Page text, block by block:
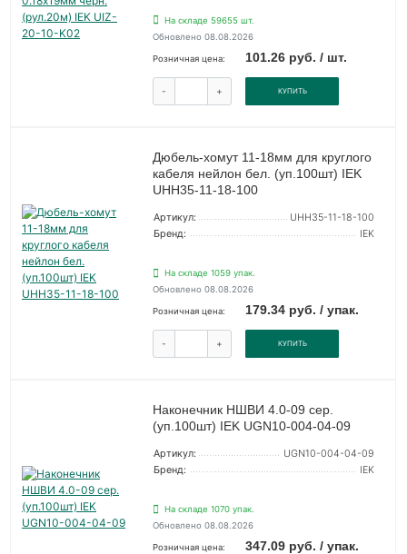
На складе 59655 шт.
Обновлено 08.08.2026
Розничная цена: 101.26 руб. / шт.
- + КУПИТЬ
Дюбель-хомут 11-18мм для круглого
кабеля нейлон бел. (уп.100шт) IEK
UHH35-11-18-100
Артикул:
UHH35-11-18-100
Бренд:
IEK
На складе 1059 упак.
Обновлено 08.08.2026
Розничная цена: 179.34 руб. / упак.
- + КУПИТЬ
Наконечник НШВИ 4.0-09 сер.
(уп.100шт) IEK UGN10-004-04-09
Артикул:
UGN10-004-04-09
Бренд:
IEK
На складе 1070 упак.
Обновлено 08.08.2026
Розничная цена: 347.09 руб. / упак.